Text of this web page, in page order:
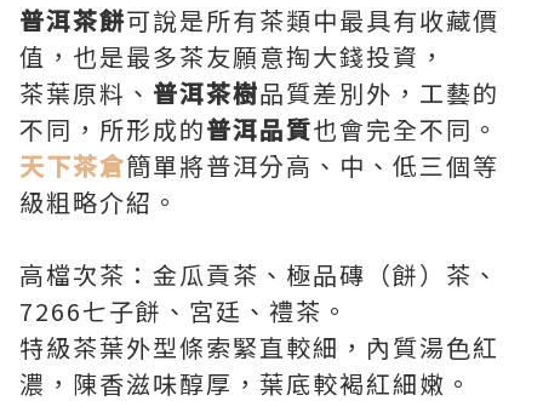
普洱茶餅可說是所有茶類中最具有收藏價
值，也是最多茶友願意掏大錢投資，
茶葉原料、 普洱茶樹品質差別外，工藝的
不同，所形成的普洱品質也會完全不同。
天下茶倉簡單將普洱分高、中、低三個等
級粗略介紹。
高檔次茶：金瓜貢茶、極品磚（餅）茶、
7266七子餅、宮廷、禮茶。
特級茶葉外型條索緊直較細，內質湯色紅
濃，陳香滋味醇厚，葉底較褐紅細嫩。